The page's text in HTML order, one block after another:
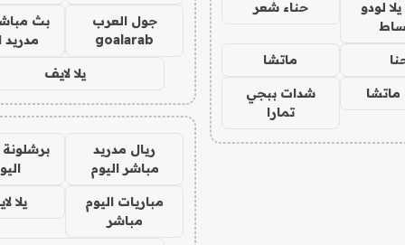
لودو
حناء شعر
ماتشا
شدات ببجي
تمارا
جول العرب
goalarab
بث
مدريد
يلا لايف
ريال مدريد
مباشر اليوم
مباريات اليوم
مباشر
يلا